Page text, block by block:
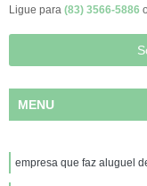
Ligue para (83) 3566-5886
MENU
empresa que faz aluguel